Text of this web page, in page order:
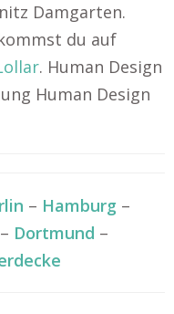
Damgarten.
du auf
. Human Design
Human Design
– Hamburg –
– Dortmund –